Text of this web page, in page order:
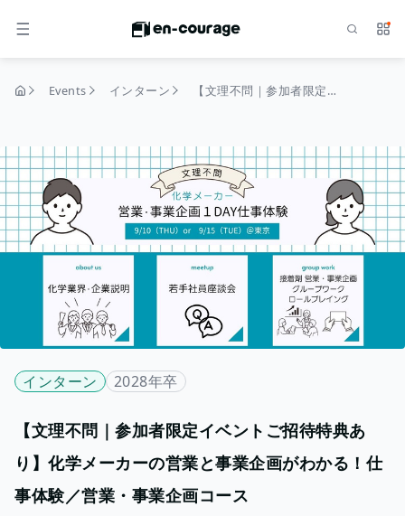
MENU Search
home Events インターン 【文理不問｜参加者限定イベントご招待特典あり】化学メーカーの営業と事業企画がわかる！仕事体験／営業・事業企画コース
インターン 2028年卒
【文理不問｜参加者限定イベントご招待特典あ
り】化学メーカーの営業と事業企画がわかる！仕
事体験／営業・事業企画コース